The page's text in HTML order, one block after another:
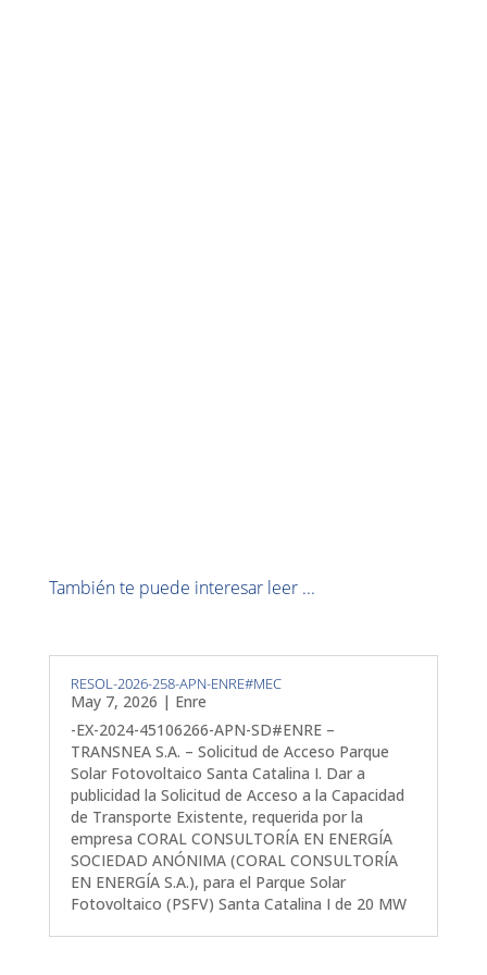
También te puede interesar leer ...
RESOL-2026-258-APN-ENRE#MEC
May 7, 2026 | Enre
-EX-2024-45106266-APN-SD#ENRE –
TRANSNEA S.A. – Solicitud de Acceso Parque
Solar Fotovoltaico Santa Catalina I. Dar a
publicidad la Solicitud de Acceso a la Capacidad
de Transporte Existente, requerida por la
empresa CORAL CONSULTORÍA EN ENERGÍA
SOCIEDAD ANÓNIMA (CORAL CONSULTORÍA
EN ENERGÍA S.A.), para el Parque Solar
Fotovoltaico (PSFV) Santa Catalina I de 20 MW